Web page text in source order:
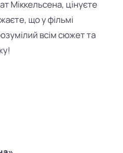
Міккельсена, цінуєте
що у фільмі
всім сюжет та